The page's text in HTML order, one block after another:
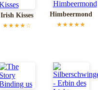
Irish Kisses
★★★★☆
Himbeermond
★★★★★